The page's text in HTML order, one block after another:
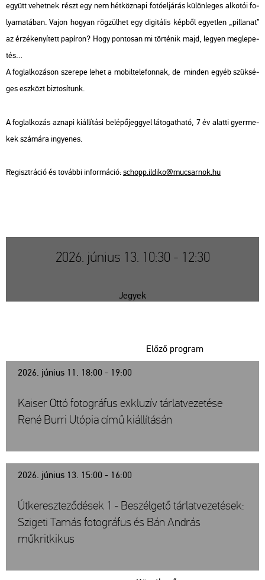
együtt ve­het­nek részt egy nem hét­köz­na­pi fo­tó­el­já­rás kü­lön­le­ges al­ko­tói fo­
lya­ma­tá­ban. Vajon ho­gyan rög­zül­het egy di­gi­tá­lis kép­ből egyet­len „pil­la­nat”
az ér­zé­ke­nyí­tett pa­pí­ron? Hogy pon­to­san mi tör­té­nik majd, le­gyen meg­le­pe­
tés…
A fog­lal­ko­zá­son sze­re­pe lehet a mo­bil­te­le­fon­nak, de min­den egyéb szük­sé­
ges esz­közt biz­to­sí­tunk.
A fog­lal­ko­zás az­na­pi ki­ál­lí­tá­si be­lé­pő­jeggyel lá­to­gat­ha­tó, 7 év alat­ti gyer­me­
kek szá­má­ra in­gye­nes.
Re­giszt­rá­ció és to­váb­bi in­for­má­ció:schopp.​il­di­ko@​mu­csar­nok.​hu
2026. június 13. 10:30 - 12:30
Jegyek
2026. június 11. 18:00 - 19:00
Előző program
Kaiser Ottó fotográfus exkluzív tárlatvezetése
René Burri Utópia című kiállításán
2026. június 13. 15:00 - 16:00
Útkereszteződések 1 - Beszélgető tárlatvezetések:
Szigeti Tamás fotográfus és Bán András
műkritkikus